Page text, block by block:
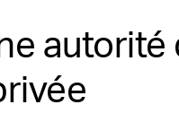
autorité